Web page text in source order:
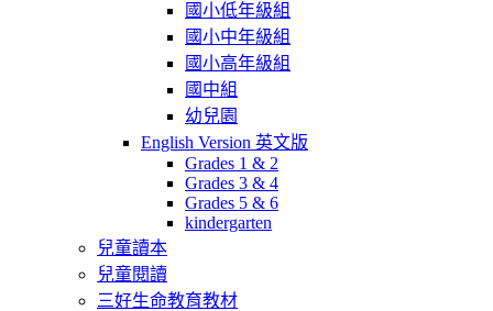
國小低年級組
國小中年級組
國小高年級組
國中組
幼兒園
English Version 英文版
Grades 1 & 2
Grades 3 & 4
Grades 5 & 6
kindergarten
兒童讀本
兒童閱讀
三好生命教育教材